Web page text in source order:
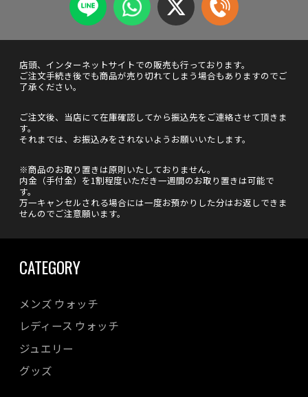
店頭、インターネットサイトでの販売も行っております。
ご注文手続き後でも商品が売り切れてしまう場合もありますのでご
了承ください。
ご注文後、当店にて在庫確認してから振込先をご連絡させて頂きま
す。
それまでは、お振込みをされないようお願いいたします。
※商品のお取り置きは原則いたしておりません。
内金（手付金）を1割程度いただき一週間のお取り置きは可能で
す。
万一キャンセルされる場合には一度お預かりした分はお返しできま
せんのでご注意願います。
CATEGORY
メンズ ウォッチ
レディース ウォッチ
ジュエリー
グッズ